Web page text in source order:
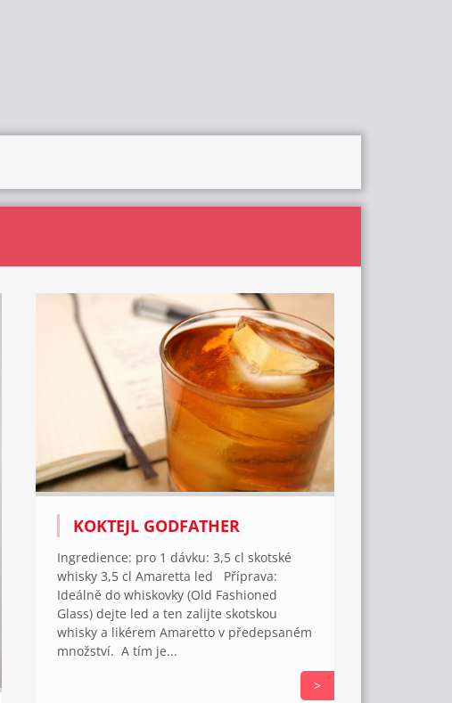
KOKTEJL GODFATHER
Ingredience: pro 1 dávku: 3,5 cl skotské
whisky 3,5 cl Amaretta led Příprava:
Ideálně do whiskovky (Old Fashioned
Glass) dejte led a ten zalijte skotskou
whisky a likérem Amaretto v předepsaném
množství. A tím je...
>